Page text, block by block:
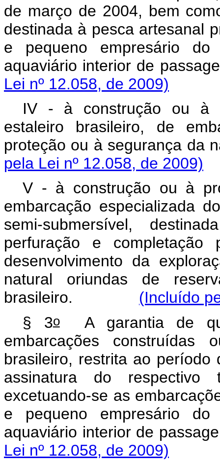
de março de 2004, bem
destinada à pesca artesanal
e pequeno empresário
aquaviário interior de
Lei nº 12.058, de 2009)
IV - à construção ou à
estaleiro brasileiro, de
proteção ou à
pela Lei nº 12.058, de 2009)
V - à construção ou à
embarcação especializada
semi-submersível,
perfuração e
desenvolvimento da
natural oriundas de
brasileiro. (Incluído
§ 3oA garantia de
embarcações construídas
brasileiro, restrita ao
assinatura do
excetuando-se as
e pequeno empresário
aquaviário interior de
Lei nº 12.058, de 2009)